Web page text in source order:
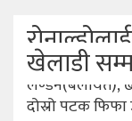
खेलाडी
लण्डन(बेलायत), ७
दोस्रो पटक